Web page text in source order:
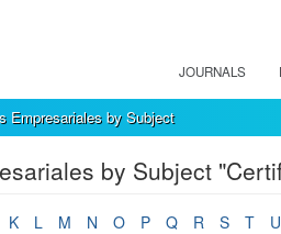
JOURNALS
Empresariales by Subject
by Subject
K L M N O P Q R S T U